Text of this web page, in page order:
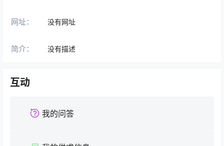
网址： 没有网址
简介： 没有描述
互动
我的问答